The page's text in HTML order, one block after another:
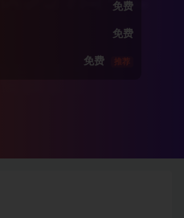
免费
免费
免费 推荐